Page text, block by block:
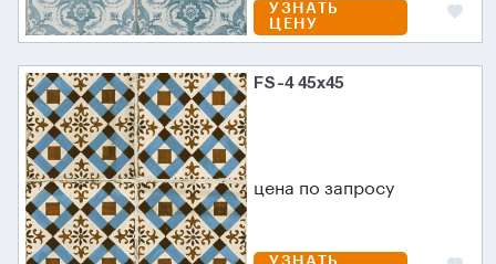
УЗНАТЬ
ЦЕНУ
FS-4 45х45
цена по запросу